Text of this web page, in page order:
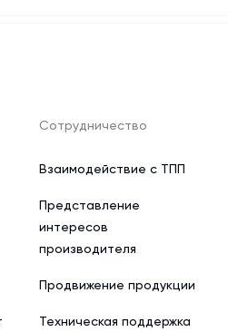
Сотрудничество
Взаимодействие с ТПП
Представление
интересов
производителя
Продвижение продукции
Техническая поддержка